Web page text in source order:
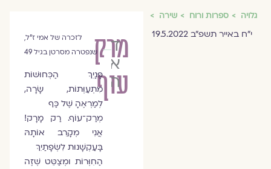
גלויה ספרות ורוח שירה
י״ח באייר תשפ״ב 19.5.2022
מרק
עוף
ד״ר
אפי
הלפרין
לזכרה של אמי ז״ל,
שנפטרה מסרטן בגיל 49
פָּנַיִךְ הַכְּחוּשׁוֹת
מִתְעַוְּתוֹת, שָׂרָה,
לְמַרְאֶהָ שֶׁל כַּף
מְרַק־עוֹף. רַק מָרָק!
אֲנִי מְקָרֵב אוֹתָהּ
בָּעַקְשָׁנוּת לִשְׂפָתַיִךְ
הַחִוְּרוֹת ומְצַטֵּט שְׁזֶה